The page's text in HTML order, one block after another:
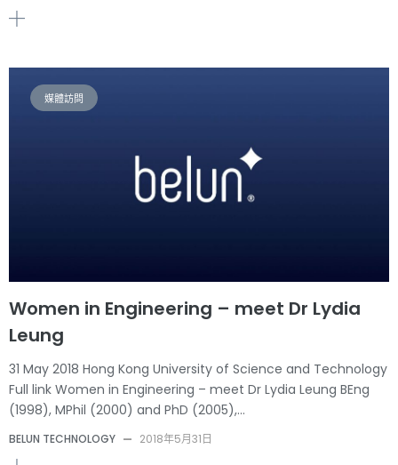
媒體訪問
Women in Engineering – meet Dr Lydia
Leung
31 May 2018 Hong Kong University of Science and Technology
Full link Women in Engineering – meet Dr Lydia Leung BEng
(1998), MPhil (2000) and PhD (2005),…
BELUN TECHNOLOGY — 2018年5月31日